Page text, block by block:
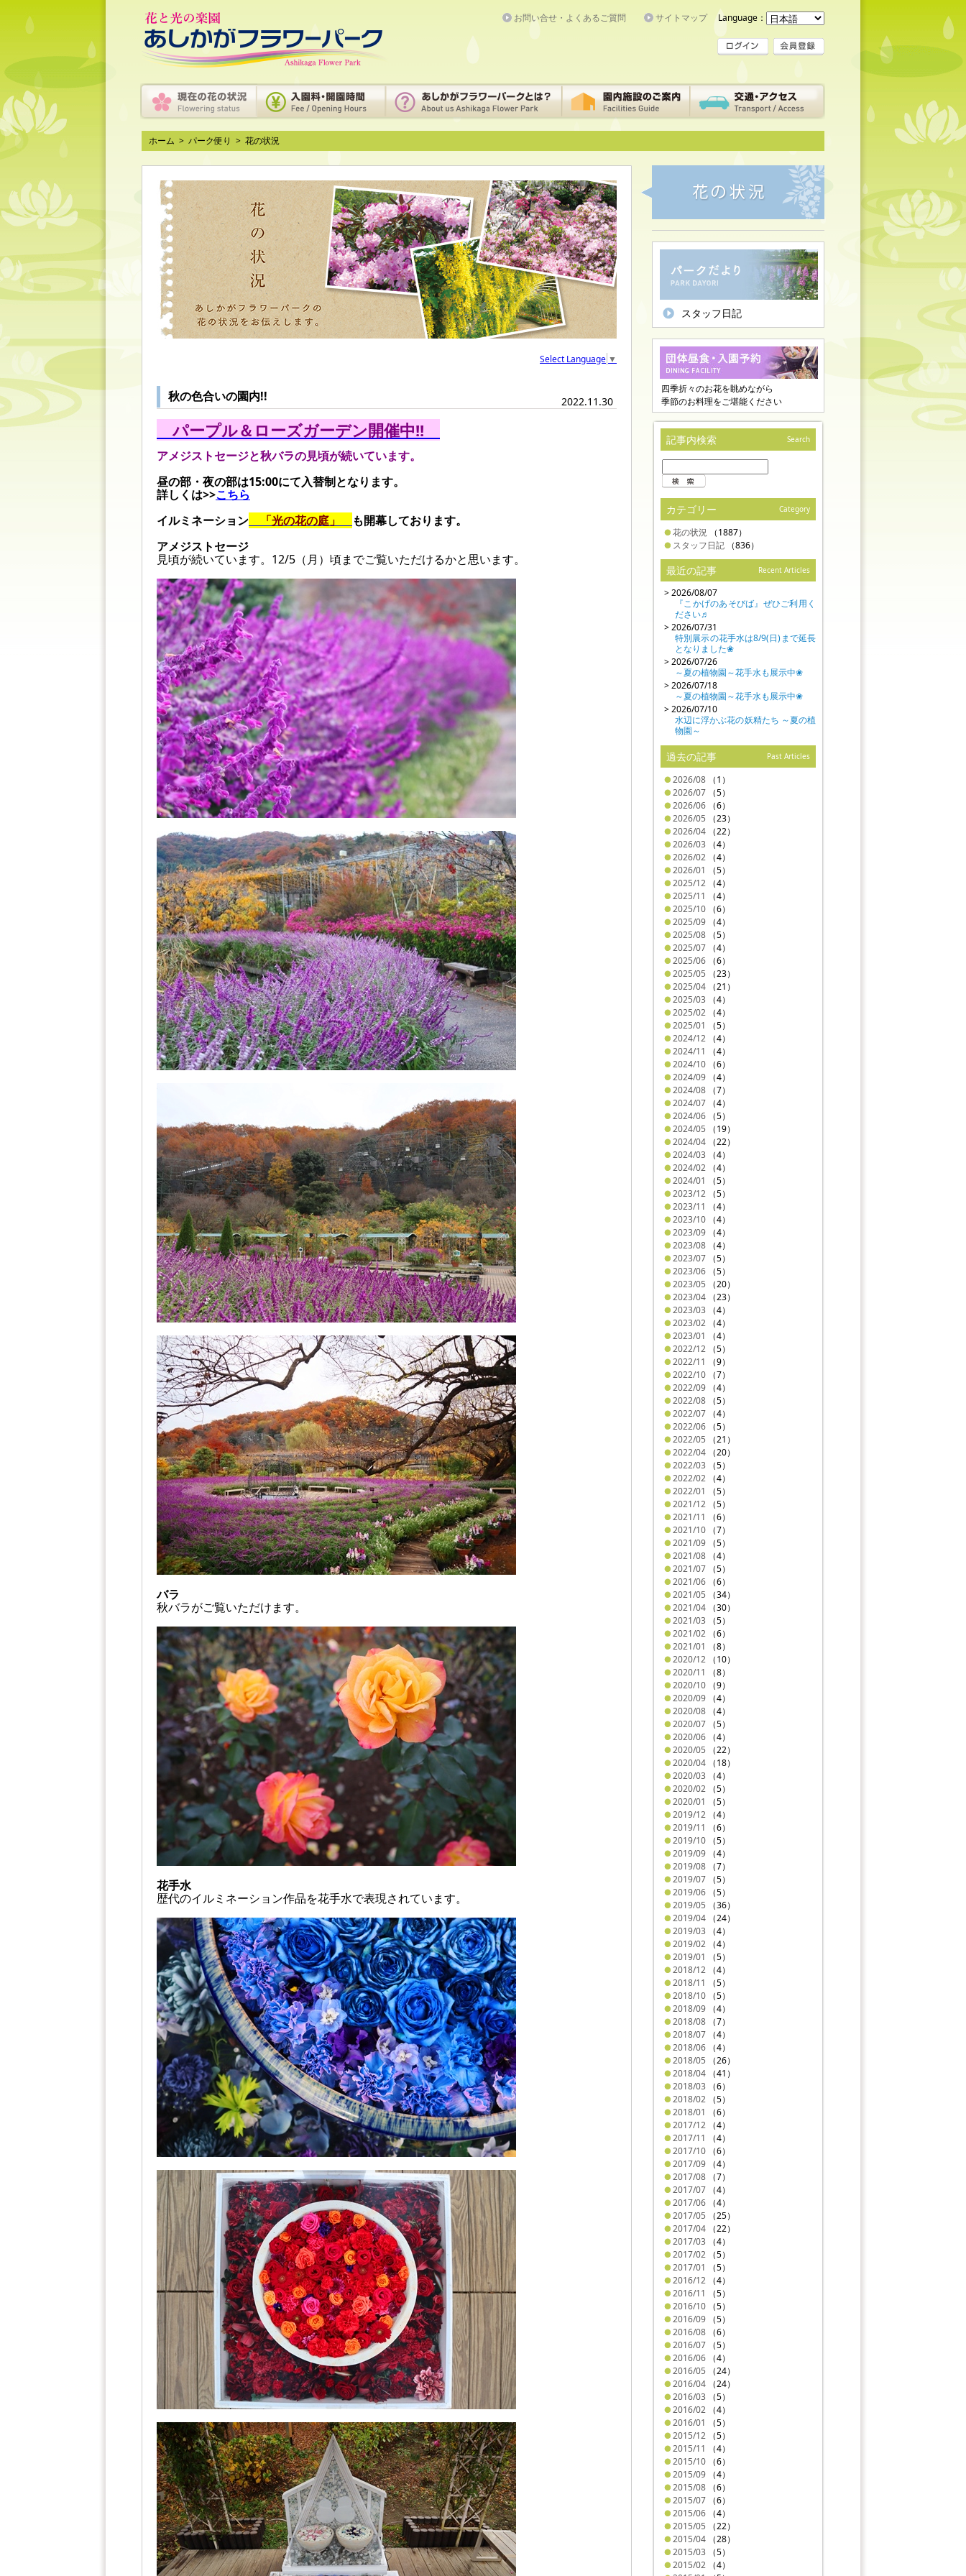
Language：
お問い合せ・よくあるご質問 サイトマップ
ホーム > パーク便り > 花の状況
スタッフ日記
四季折々のお花を眺めながら
季節のお料理をご堪能ください
Search
記事内検索
Category
カテゴリー
花の状況 （1887）
スタッフ日記 （836）
Recent Articles
最近の記事
> 2026/08/07
『こかげのあそびば』ぜひご利用く
ださい♬
> 2026/07/31
特別展示の花手水は8/9(日)まで延長
となりました❀
> 2026/07/26
～夏の植物園～花手水も展示中❀
> 2026/07/18
～夏の植物園～花手水も展示中❀
> 2026/07/10
水辺に浮かぶ花の妖精たち ～夏の植
物園～
Past Articles
過去の記事
2026/08 （1）
2026/07 （5）
2026/06 （6）
2026/05 （23）
2026/04 （22）
2026/03 （4）
2026/02 （4）
2026/01
（5）
2025/12 （4）
2025/11
（4）
2025/10 （6）
2025/09 （4）
2025/08 （5）
2025/07 （4）
2025/06 （6）
2025/05 （23）
2025/04 （21）
2025/03 （4）
2025/02 （4）
2025/01
（5）
2024/12 （4）
2024/11
（4）
2024/10 （6）
2024/09 （4）
2024/08 （7）
2024/07 （4）
2024/06 （5）
2024/05 （19）
2024/04 （22）
2024/03 （4）
2024/02 （4）
2024/01
（5）
2023/12 （5）
2023/11
（4）
2023/10 （4）
2023/09 （4）
2023/08 （4）
2023/07 （5）
2023/06 （5）
2023/05 （20）
2023/04 （23）
2023/03 （4）
2023/02 （4）
2023/01
（4）
2022/12 （5）
2022/11
（9）
2022/10 （7）
2022/09 （4）
2022/08 （5）
2022/07 （4）
2022/06 （5）
2022/05 （21）
2022/04 （20）
2022/03 （5）
2022/02 （4）
2022/01
（5）
2021/12 （5）
2021/11
（6）
2021/10 （7）
2021/09 （5）
2021/08 （4）
2021/07 （5）
2021/06 （6）
2021/05 （34）
2021/04 （30）
2021/03 （5）
2021/02 （6）
2021/01
（8）
2020/12 （10）
2020/11
（8）
2020/10 （9）
2020/09 （4）
2020/08 （4）
2020/07 （5）
2020/06 （4）
2020/05 （22）
2020/04 （18）
2020/03 （4）
2020/02 （5）
2020/01
（5）
2019/12 （4）
2019/11
（6）
2019/10 （5）
2019/09 （4）
2019/08 （7）
2019/07 （5）
2019/06 （5）
2019/05 （36）
2019/04 （24）
2019/03 （4）
2019/02 （4）
2019/01
（5）
2018/12 （4）
2018/11
（5）
2018/10 （5）
2018/09 （4）
2018/08 （7）
2018/07 （4）
2018/06 （4）
2018/05 （26）
2018/04 （41）
2018/03 （6）
2018/02 （5）
2018/01
（6）
2017/12 （4）
2017/11
（4）
2017/10 （6）
2017/09 （4）
2017/08 （7）
2017/07 （4）
2017/06 （4）
2017/05 （25）
2017/04 （22）
2017/03 （4）
2017/02 （5）
2017/01
（5）
2016/12 （4）
2016/11
（5）
2016/10 （5）
2016/09 （5）
2016/08 （6）
2016/07 （5）
2016/06 （4）
2016/05 （24）
2016/04 （24）
2016/03 （5）
2016/02 （4）
2016/01
（5）
2015/12 （5）
2015/11
（4）
2015/10 （6）
2015/09 （4）
2015/08 （6）
2015/07 （6）
2015/06 （4）
2015/05 （22）
2015/04 （28）
2015/03 （5）
2015/02 （4）
Select Language ▼
2022.11.30
秋の色合いの園内!!
パープル＆ローズガーデン開催中!!
アメジストセージと秋バラの見頃が続いています。
昼の部・夜の部は15:00にて入替制となります。
詳しくは>>こちら
イルミネーション 「光の花の庭」
も開幕しております。
アメジストセージ
見頃が続いています。12/5（月）頃までご覧いただけるかと思います。
バラ
秋バラがご覧いただけます。
花手水
歴代のイルミネーション作品を花手水で表現されています。